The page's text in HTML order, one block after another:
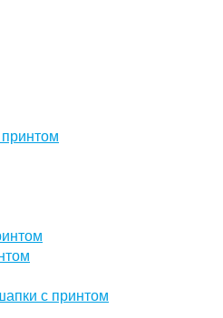
с принтом